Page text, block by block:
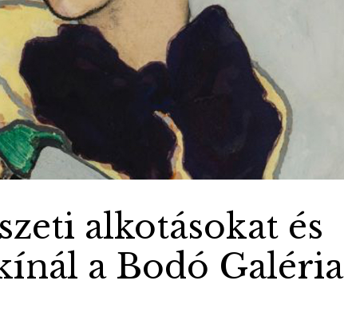
alkotásokat és
a Bodó Galéria